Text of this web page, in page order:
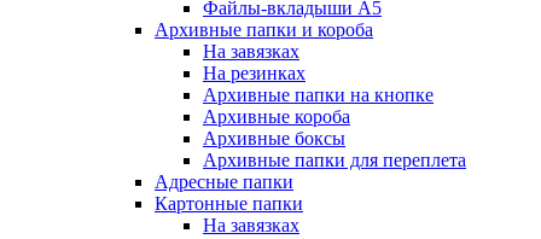
Файлы-вкладыши А5
Архивные папки и короба
На завязках
На резинках
Архивные папки на кнопке
Архивные короба
Архивные боксы
Архивные папки для переплета
Адресные папки
Картонные папки
На завязках